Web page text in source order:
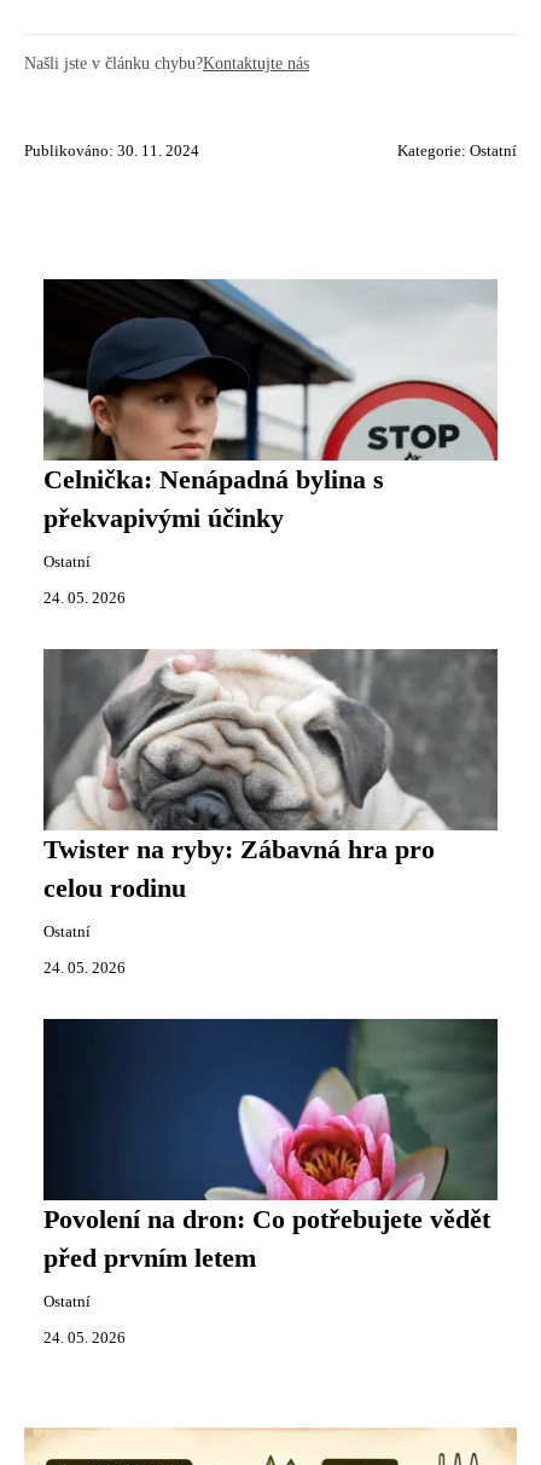
Našli jste v článku chybu?Kontaktujte nás
Publikováno: 30. 11. 2024 Kategorie: Ostatní
Celnička: Nenápadná bylina s
překvapivými účinky
Ostatní
24. 05. 2026
Twister na ryby: Zábavná hra pro
celou rodinu
Ostatní
24. 05. 2026
Povolení na dron: Co potřebujete vědět
před prvním letem
Ostatní
24. 05. 2026